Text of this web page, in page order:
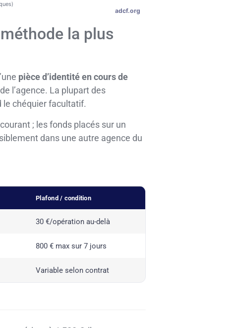
adcf.org
la plus
pièce d’identité en cours de
l’agence. La plupart des
chéquier facultatif.
; les fonds placés sur un
dans une autre agence du
Plafond / condition
30 €/opération au-delà
800 € max sur 7 jours
Variable selon contrat